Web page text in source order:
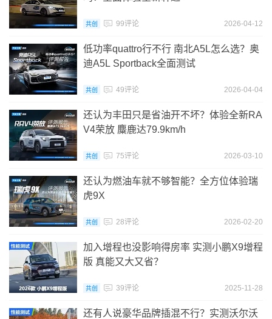
共创 99评论 2026-04-12
低功率quattro行不行 南北A5L怎么选？奥
迪A5L Sportback全面测试
共创 49评论 2026-04-04
还认为丰田只是省油开不坏？体验全新RA
V4荣放 麋鹿达79.9km/h
共创 75评论 2026-03-10
还认为燃油车就不够智能？全方位体验瑞
虎9X
共创 28评论 2026-02-20
加入增程也没影响得房率 实测小鹏X9增程
版 真能又大又省？
共创 39评论 2025-11-28
还有人说豪华品牌插混不行？实测沃尔沃